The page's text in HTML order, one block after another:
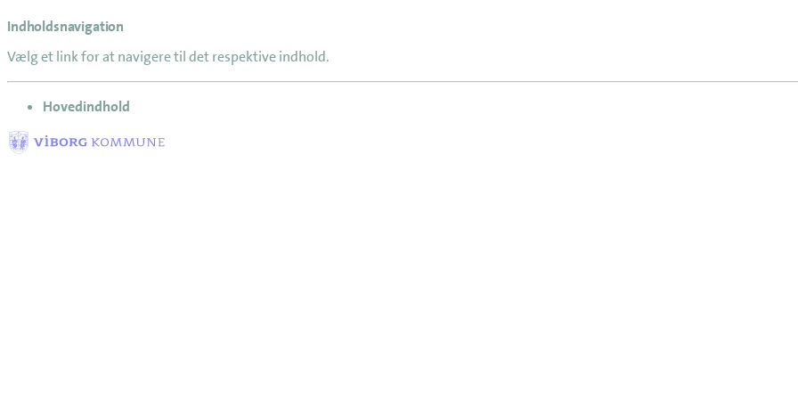
Indholdsnavigation
Vælg et link for at navigere til det respektive indhold.
gå til
Hovedindhold